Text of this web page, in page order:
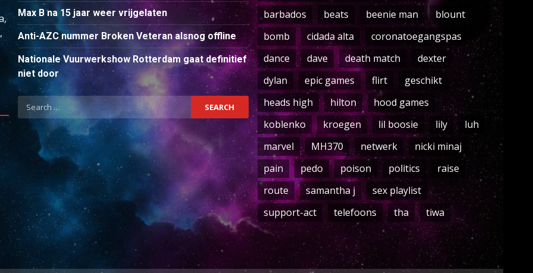
Max B na 15 jaar weer vrijgelaten
Anti-AZC nummer Broken Veteran alsnog offline
Nationale Vuurwerkshow Rotterdam gaat definitief
niet door
Search
for:
barbados
beats beenie man
blount
bomb
cidada alta
coronatoegangspas
dance
dave death match
dexter
dylan
epic games flirt
geschikt
heads high
hilton
hood games
koblenko
kroegen lil boosie lily
luh
marvel
MH370 netwerk
nicki minaj
pain
pedo poison politics
raise
route
samantha j
sex playlist
support-act
telefoons tha tiwa